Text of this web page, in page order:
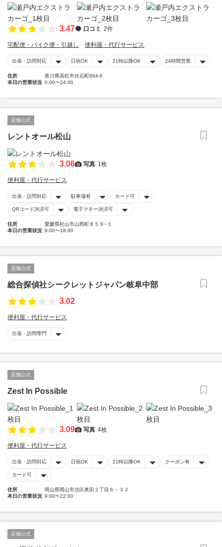
3.47 口コミ 2件
宅配便・バイク便・引越し 便利屋・代行サービス
出張・訪問対応 日祝OK 21時以降OK 24時間営業
住所
香川県高松市伏石町884-6
本日の営業状況 0:00〜24:00
店舗公式
レントオール松山
3.06 写真 1枚
便利屋・代行サービス
出張・訪問対応 駐車場有 カード可
QRコード決済可 電子マネー決済可
住所
愛媛県松山市山西町８５９−１
本日の営業状況 9:00〜18:00
店舗公式
総合探偵社シークレットジャパン岐阜中部
3.02
便利屋・代行サービス
出張・訪問専門
店舗公式
Zest In Possible
3.09 写真 4枚
便利屋・代行サービス
出張・訪問対応 日祝OK 21時以降OK クーポン有
カード可
住所
岡山県岡山市北区奥田２丁目６－３２
本日の営業状況 9:00〜22:00
店舗公式